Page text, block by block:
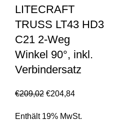
LITECRAFT
TRUSS LT43 HD3
C21 2-Weg
Winkel 90°, inkl.
Verbindersatz
€209,02 €204,84
Enthält 19% MwSt.